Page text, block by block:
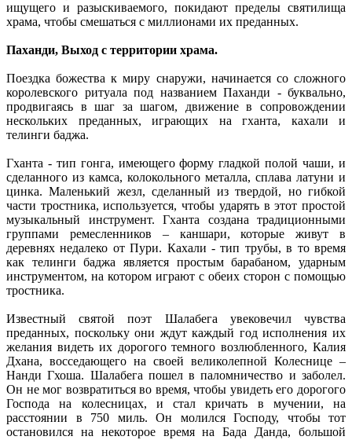
ищущего и разыскиваемого, покидают пределы святилища
храма, чтобы смешаться с миллионами их преданных.
Паханди, Выход с территории храма.
Поездка божества к миру снаружи, начинается со сложного
королевского ритуала под названием Паханди - буквально,
продвигаясь в шаг за шагом, движение в сопровождении
нескольких преданных, играющих на гханта, кахали и
телинги баджа.
Гханта - тип гонга, имеющего форму гладкой полой чаши, и
сделанного из камса, колокольного металла, сплава латуни и
цинка. Маленький жезл, сделанный из твердой, но гибкой
части тростника, используется, чтобы ударять в этот простой
музыкальный инструмент. Гханта создана традиционными
группами ремесленников – каншари, которые живут в
деревнях недалеко от Пури. Кахали - тип трубы, в то время
как телинги баджа является простым барабаном, ударным
инструментом, на котором играют с обеих сторон с помощью
тростника.
Известный святой поэт Шалабега увековечил чувства
преданных, поскольку они ждут каждый год исполнения их
желания видеть их дорогого темного возлюбленного, Калия
Дхана, восседающего на своей великолепной Колеснице –
Нанди Гхоша. Шалабега пошел в паломничество и заболел.
Он не мог возвратиться во время, чтобы увидеть его дорогого
Господа на колесницах, и стал кричать в мучении, на
расстоянии в 750 миль. Он молился Господу, чтобы тот
остановился на некоторое время на Бада Данда, большой